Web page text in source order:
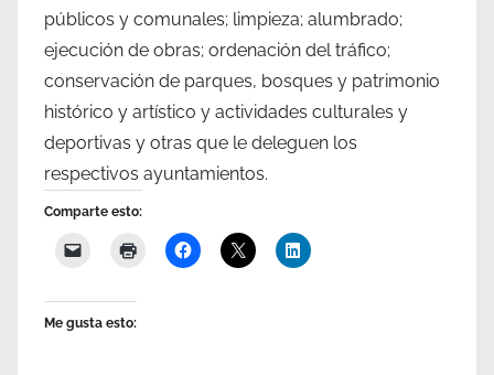
públicos y comunales; limpieza; alumbrado;
ejecución de obras; ordenación del tráfico;
conservación de parques, bosques y patrimonio
histórico y artístico y actividades culturales y
deportivas y otras que le deleguen los
respectivos ayuntamientos.
Comparte esto:
Me gusta esto: